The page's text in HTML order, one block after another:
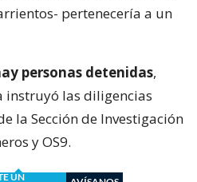
pertenecería a un
personas detenidas,
instruyó las diligencias
la Sección de Investigación
y OS9.
UN